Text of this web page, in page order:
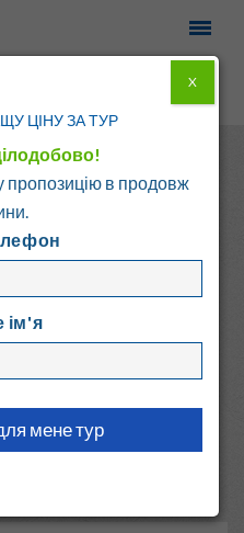
Родос
о. Родос
ЦІНУ ЗА ТУР
в продовж
ім'я
X